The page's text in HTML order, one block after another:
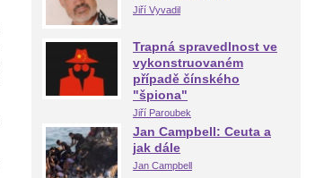
Jiří Vyvadil
Trapná spravedlnost ve
vykonstruovaném
případě čínského
"špiona"
Jiří Paroubek
Jan Campbell: Ceuta a
jak dále
Jan Campbell